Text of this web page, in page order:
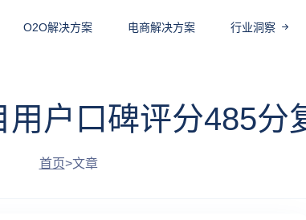
O2O解决方案 电商解决方案 行业洞察
户口碑评分485分
首页>文章